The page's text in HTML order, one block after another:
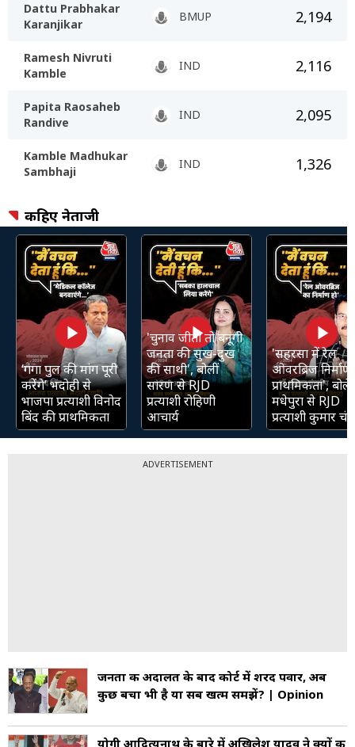
Dattu Prabhakar
Karanjikar
BMUP 2,194
Ramesh Nivruti
Kamble
IND 2,116
Papita Raosaheb
Randive
IND 2,095
Kamble Madhukar
Sambhaji
IND 1,326
कहिए नेताजी
‘गंगा पुल की मांग पूरी
करेंगे’ भदोही से
भाजपा प्रत्याशी विनोद
बिंद की प्राथमिकता
'चुनाव जीती तो बनूंगी
जनता की सुख-दुख
की साथी', बोलीं
सारण से RJD
प्रत्याशी रोहिणी
आचार्य
'सहरसा में रेल
ओवरब्रिज निर्माण
प्राथमिकता', बोले
मधेपुरा से RJD
प्रत्याशी कुमार
ADVERTISEMENT
जनता की अदालत के बाद कोर्ट में शरद पवार, अब
कुछ बचा भी है या सब खत्‍म समझें? | Opinion
योगी आदित्यनाथ के बारे में अखिलेश यादव ने क्यों की